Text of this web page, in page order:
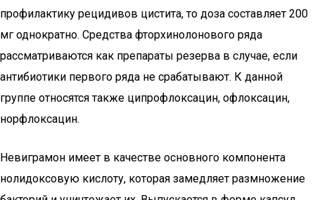
профилактику рецидивов цистита, то доза составляет 200
мг однократно. Средства фторхинолонового ряда
рассматриваются как препараты резерва в случае, если
антибиотики первого ряда не срабатывают. К данной
группе относятся также ципрофлоксацин, офлоксацин,
норфлоксацин.
Невиграмон имеет в качестве основного компонента
нолидоксовую кислоту, которая замедляет размножение